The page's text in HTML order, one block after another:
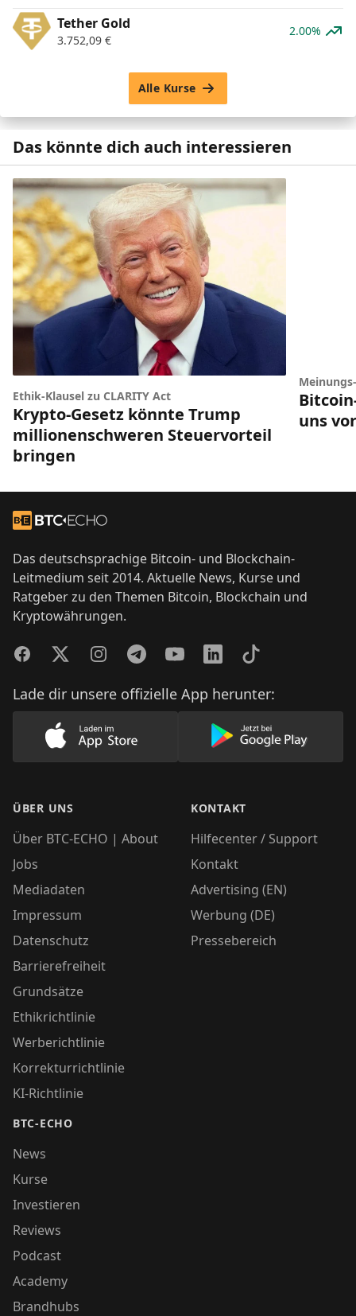
Tether Gold
3.752,09 €
2.00%
Alle Kurse
Das könnte dich auch interessieren
Ethik-Klausel zu CLARITY Act
Krypto-Gesetz könnte Trump
millionenschweren Steuervorteil
bringen
uns
Zur Startseite
Das deutschsprachige Bitcoin- und Blockchain-
Leitmedium seit 2014. Aktuelle News, Kurse und
Ratgeber zu den Themen Bitcoin, Blockchain und
Kryptowährungen.
FacebookTwitterInstagramTelegramYouTubeLinkedInTikTok
Lade dir unsere offizielle App herunter:
Lade unsere App im AppStore herunter
Lade unsere
ÜBER UNS
Über BTC-ECHO | About
Jobs
Mediadaten
Impressum
Datenschutz
Barrierefreiheit
Grundsätze
Ethikrichtlinie
Werberichtlinie
Korrekturrichtlinie
KI-Richtlinie
BTC-ECHO
News
Kurse
Investieren
Reviews
Podcast
Academy
Brandhubs
KONTAKT
Hilfecenter / Support
Kontakt
Advertising (EN)
Werbung (DE)
Pressebereich